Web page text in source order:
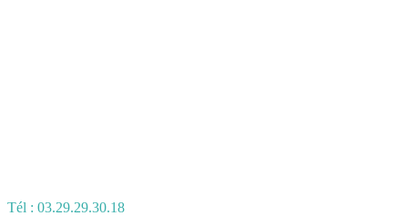
Tél : 03.29.29.30.18